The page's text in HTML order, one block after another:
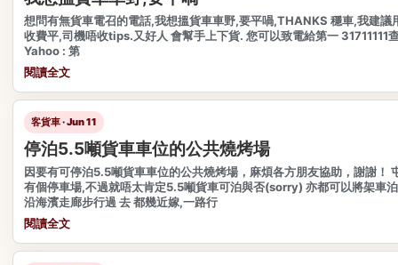
想問有無貨車電召的電話,我想搵貨車車野,要平喎,THANKS 穩車,我建議
收費平,司機唔收tips.又好人 會幫手上下貨. 您可以致電給第一 31711111
Yahoo : 第
閱讀全文
客貨車 · Jun 11
停泊5.5噸貨車車位的公共燒烤場
因要有可停泊5.5噸貨車車位的公共燒烤場，麻煩各方朋友協助，謝謝！
有個停車場,不過就唔太肯定5.5噸貨車可泊與否(sorry) 亦都可以將架車
沿海濱走廊步行過 去 都幾近嫁,一路行
閱讀全文